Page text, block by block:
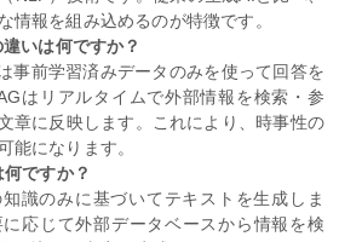
Generation）とは、外部の情
ータを検索し、それをもとに文章を生成
NLP）技術です。従来の生成AIと比べ、
情報を組み込めるのが特徴です。
いは何ですか？
事前学習済みデータのみを使って回答を
はリアルタイムで外部情報を検索・参